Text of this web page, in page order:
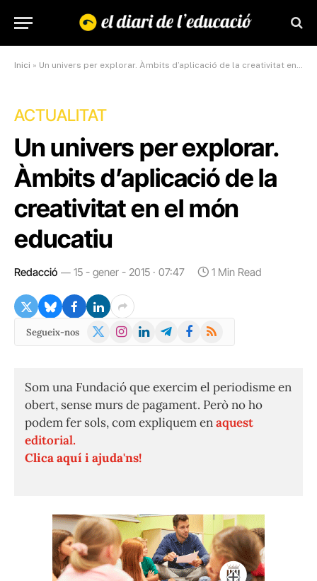
Inici » Un univers per explorar. Àmbits d’aplicació de la creativitat en el món educatiu
ACTUALITAT
Un univers per explorar.
Àmbits d’aplicació de la
creativitat en el món
educatiu
Redacció 15 - gener - 2015 · 07:47 1 Min Read
Segueix-nos
X
Instagram
LinkedInTelegramFacebook
RSS
Som una Fundació que exercim el periodisme en
obert, sense murs de pagament. Però no ho
podem fer sols, com expliquem enaquest
editorial.
Clica aquí i ajuda'ns!